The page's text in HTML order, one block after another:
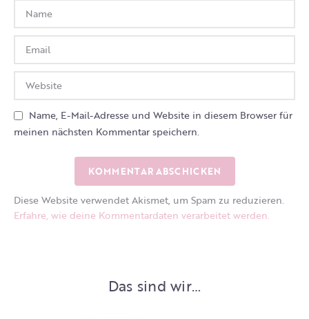
Name, E-Mail-Adresse und Website in diesem Browser für
meinen nächsten Kommentar speichern.
Diese Website verwendet Akismet, um Spam zu reduzieren.
Erfahre, wie deine Kommentardaten verarbeitet werden.
Das sind wir…